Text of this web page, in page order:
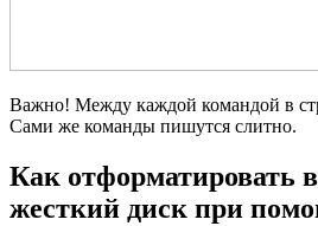
Важно! Между каждой командой в
Сами же команды пишутся слитно.
Как отформатировать
жесткий диск при